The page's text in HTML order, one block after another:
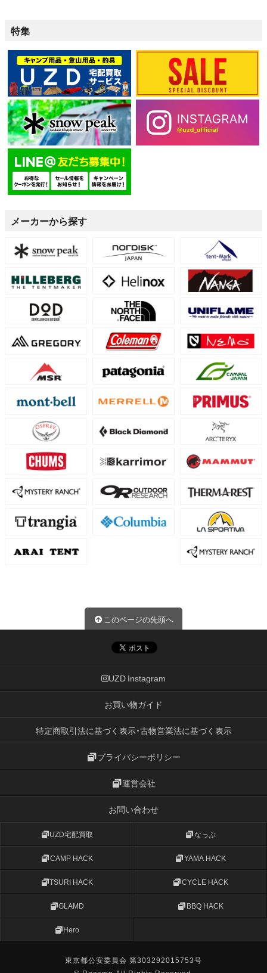
特集
メーカーから探す
このページの先頭へ
UZD Instagram
お買い物ガイド
特定商取引法に基づく表示・古物営業法に基づく表示
プライバシーポリシー
運営会社
お問い合わせ
UZD宅配買取 なっぷ
CAMP HACK YAMA HACK
TSURI HACK CYCLE HACK
GLAMD BBQ HACK
Hero
東京都公安委員会 第303292015753号